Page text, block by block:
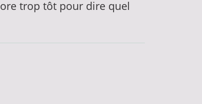
trop tôt pour dire quel